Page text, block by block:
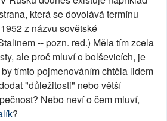
která se dovolává termínu
z názvu sovětské
-- pozn. red.) Měla tím zcela
ale proč mluví o bolševicích, je
tímto pojmenováním chtěla lidem
"důležitosti" nebo větší
Nebo neví o čem mluví,
?